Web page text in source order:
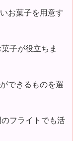
お菓子を用意す
子が役立ちま
できるものを選
フライトでも活